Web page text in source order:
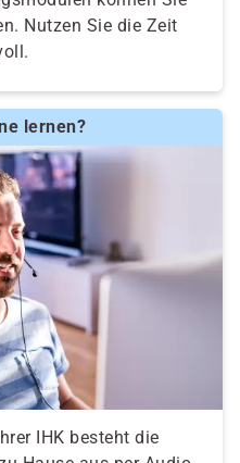
Nutzen Sie die Zeit
lernen?
IHK besteht die